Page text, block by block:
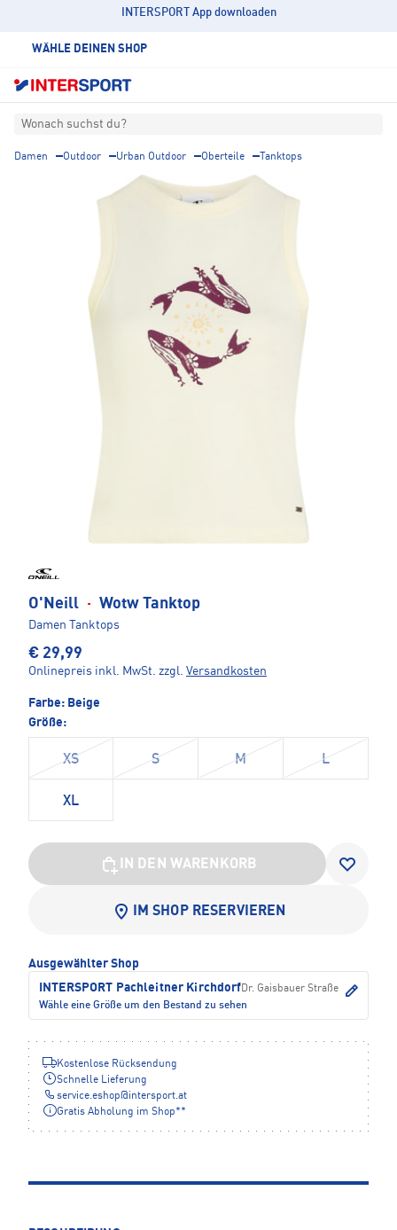
INTERSPORT App downloaden
WÄHLE DEINEN SHOP
Wonach suchst du?
Damen Outdoor Urban Outdoor Oberteile Tanktops
O'Neill · Wotw Tanktop
Damen Tanktops
€ 29,99
Onlinepreis inkl. MwSt. zzgl. Versandkosten
Farbe: Beige
Größe:
XS S M L
XL
IN DEN WARENKORB
IM SHOP RESERVIEREN
Ausgewählter Shop
INTERSPORT Pachleitner KirchdorfDr. Gaisbauer Straße
Wähle eine Größe um den Bestand zu sehen
Kostenlose Rücksendung
Schnelle Lieferung
service.eshop@intersport.at
Gratis Abholung im Shop**